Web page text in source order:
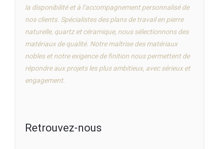
la disponibilité et à l’accompagnement personnalisé de
nos clients. Spécialistes des plans de travail en pierre
naturelle, quartz et céramique, nous sélectionnons des
matériaux de qualité. Notre maîtrise des matériaux
nobles et notre exigence de finition nous permettent de
répondre aux projets les plus ambitieux, avec sérieux et
engagement.
Retrouvez-nous